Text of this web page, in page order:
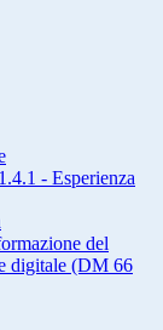
- Esperienza
del
digitale (DM 66